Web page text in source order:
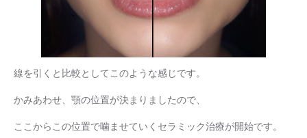
線を引くと比較としてこのような感じです。
かみあわせ、顎の位置が決まりましたので、
ここからこの位置で噛ませていくセラミック治療が開始です。